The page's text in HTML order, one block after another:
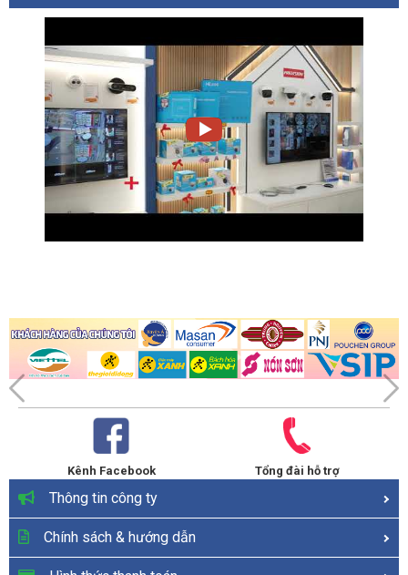
Kênh Facebook Tổng đài hỗ trợ
Thông tin công ty
Chính sách & hướng dẫn